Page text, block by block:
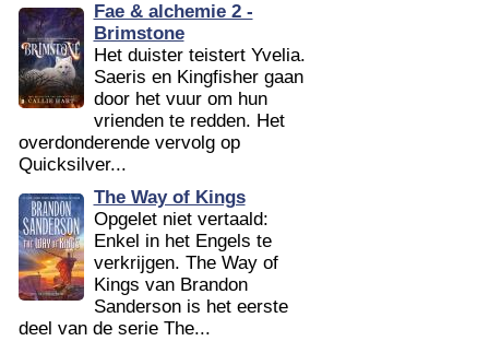
Fae & alchemie 2 -
Brimstone
Het duister teistert Yvelia.
Saeris en Kingfisher gaan
door het vuur om hun
vrienden te redden. Het
overdonderende vervolg op
Quicksilver...
The Way of Kings
Opgelet niet vertaald:
Enkel in het Engels te
verkrijgen. The Way of
Kings van Brandon
Sanderson is het eerste
deel van de serie The...